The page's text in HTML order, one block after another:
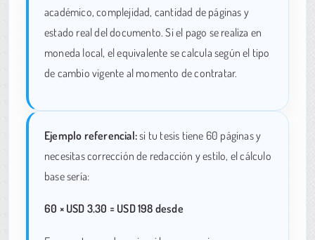
académico, complejidad, cantidad de páginas y
estado real del documento. Si el pago se realiza en
moneda local, el equivalente se calcula según el tipo
de cambio vigente al momento de contratar.
Ejemplo referencial:si tu tesis tiene 60 páginas y
necesitas corrección de redacción y estilo, el cálculo
base sería:
60 × USD 3.30 = USD 198 desde